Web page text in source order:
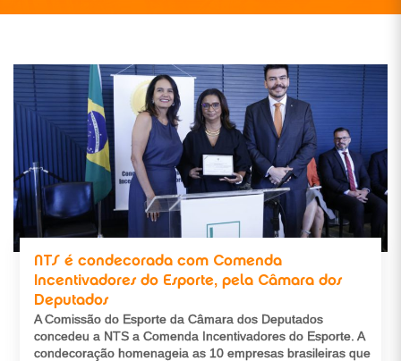
NTS é condecorada com Comenda
Incentivadores do Esporte, pela Câmara dos
Deputados
A Comissão do Esporte da Câmara dos Deputados
concedeu a NTS a Comenda Incentivadores do Esporte. A
condecoração homenageia as 10 empresas brasileiras que